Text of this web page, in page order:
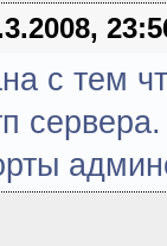
с тем